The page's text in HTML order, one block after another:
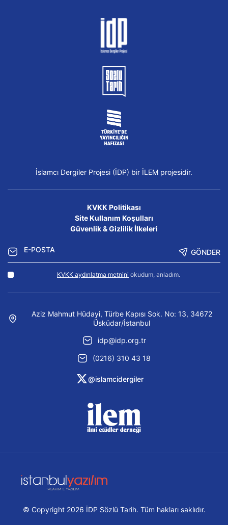
İslamcı Dergiler Projesi (İDP) bir İLEM projesidir.
KVKK Politikası
Site Kullanım Koşulları
Güvenlik & Gizlilik İlkeleri
GÖNDER
KVKK aydınlatma metnini okudum, anladım.
Aziz Mahmut Hüdayi, Türbe Kapısı Sok. No: 13, 34672
Üsküdar/İstanbul
idp@idp.org.tr
(0216) 310 43 18
@islamcidergiler
© Copyright 2026 İDP Sözlü Tarih. Tüm hakları saklıdır.